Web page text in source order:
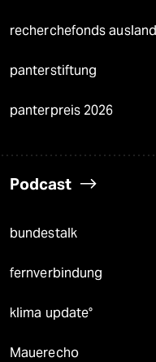
recherchefonds ausland
panterstiftung
panterpreis 2026
Podcast
bundestalk
fernverbindung
klima update°
Mauerecho